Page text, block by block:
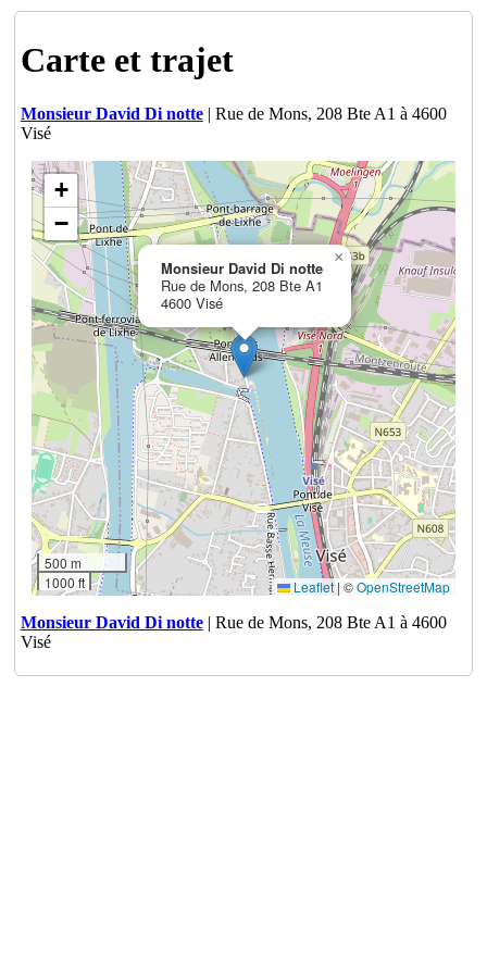
Carte et trajet
Monsieur David Di notte| Rue de Mons, 208 Bte A1 à 4600
Visé
Monsieur David Di notte
Rue de Mons, 208 Bte A1
4600 Visé
×
+
−
500 m
1000 ft
Leaflet| ©OpenStreetMap
Monsieur David Di notte| Rue de Mons, 208 Bte A1 à 4600
Visé